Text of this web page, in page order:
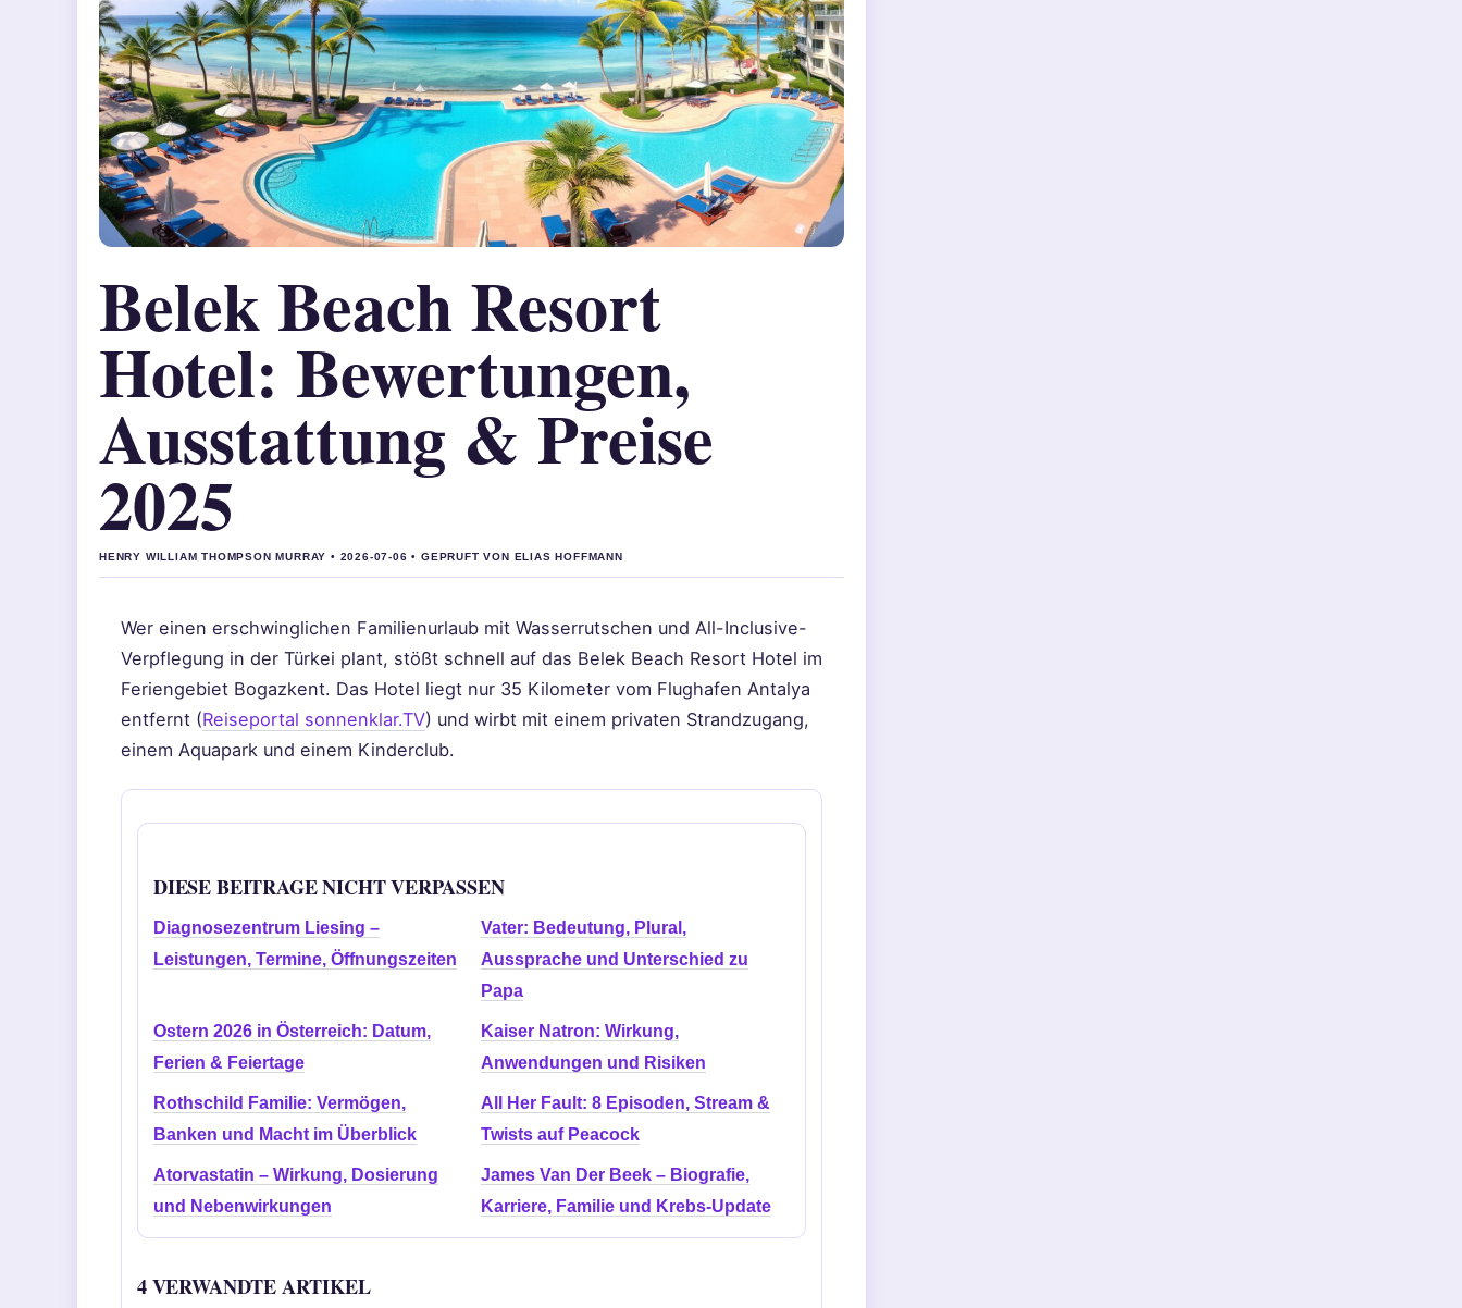
Belek Beach Resort
Hotel: Bewertungen,
Ausstattung & Preise
2025
HENRY WILLIAM THOMPSON MURRAY • 2026-07-06 • GEPRUFT VON ELIAS HOFFMANN
Wer einen erschwinglichen Familienurlaub mit Wasserrutschen und All-Inclusive-
Verpflegung in der Türkei plant, stößt schnell auf das Belek Beach Resort Hotel im
Feriengebiet Bogazkent. Das Hotel liegt nur 35 Kilometer vom Flughafen Antalya
entfernt (Reiseportal sonnenklar.TV) und wirbt mit einem privaten Strandzugang,
einem Aquapark und einem Kinderclub.
DIESE BEITRAGE NICHT VERPASSEN
Diagnosezentrum Liesing –
Leistungen, Termine, Öffnungszeiten
Vater: Bedeutung, Plural,
Aussprache und Unterschied zu
Papa
Ostern 2026 in Österreich: Datum,
Ferien & Feiertage
Kaiser Natron: Wirkung,
Anwendungen und Risiken
Rothschild Familie: Vermögen,
Banken und Macht im Überblick
All Her Fault: 8 Episoden, Stream &
Twists auf Peacock
Atorvastatin – Wirkung, Dosierung
und Nebenwirkungen
James Van Der Beek – Biografie,
Karriere, Familie und Krebs-Update
4 VERWANDTE ARTIKEL